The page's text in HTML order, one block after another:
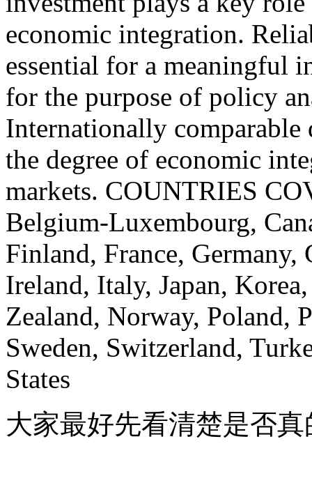
economic integration.
essential for a meaningful
for the purpose of policy
Internationally comparable
the degree of economic
markets. COUNTRIES
Belgium-Luxembourg,
Finland, France, Germany,
Ireland, Italy, Japan,
Zealand, Norway, Poland,
Sweden, Switzerland,
States
大家最好先看清楚是否